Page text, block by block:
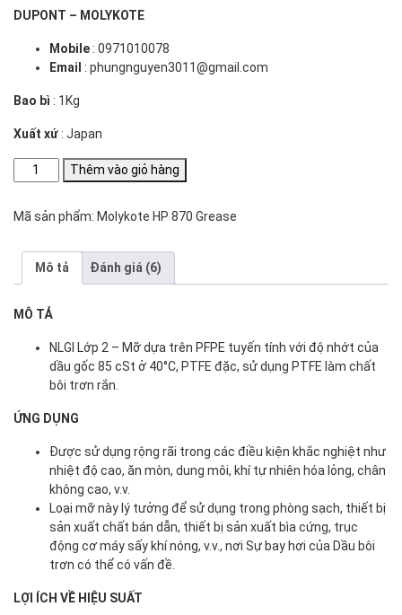
DUPONT – MOLYKOTE
Mobile : 0971010078
Email : phungnguyen3011@gmail.com
Bao bì : 1Kg
Xuất xứ : Japan
MOLYKOTE
HP-
GREASE
lượng
Thêm vào giỏ hàng
Mã sản phẩm: Molykote HP 870 Grease
Mô tả Đánh giá (6)
MÔ TẢ
NLGI Lớp 2 – Mỡ dựa trên PFPE tuyến tính với độ nhớt của
dầu gốc 85 cSt ở 40°C, PTFE đặc, sử dụng PTFE làm chất
bôi trơn rắn.
ỨNG DỤNG
Được sử dụng rộng rãi trong các điều kiện khắc nghiệt như
nhiệt độ cao, ăn mòn, dung môi, khí tự nhiên hóa lỏng, chân
không cao, v.v.
Loại mỡ này lý tưởng để sử dụng trong phòng sạch, thiết bị
sản xuất chất bán dẫn, thiết bị sản xuất bìa cứng, trục
động cơ máy sấy khí nóng, v.v., nơi Sự bay hơi của Dầu bôi
trơn có thể có vấn đề.
LỢI ÍCH VỀ HIỆU SUẤT